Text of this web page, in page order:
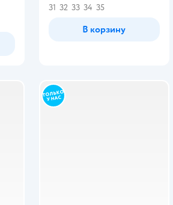
31 32 33 34 35
В корзину